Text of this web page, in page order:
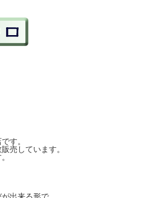
す。
売しています。